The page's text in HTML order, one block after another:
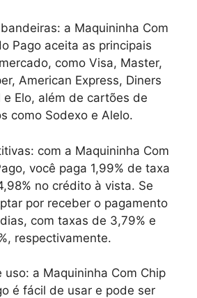
a Maquininha Com
Pago aceita as principais
como Visa, Master,
American Express, Diners
e Elo, além de cartões de
como Sodexo e Alelo.
com a Maquininha Com
você paga 1,99% de taxa
no crédito à vista. Se
por receber o pagamento
com taxas de 3,79% e
respectivamente.
uso: a Maquininha Com Chip
é fácil de usar e pode ser